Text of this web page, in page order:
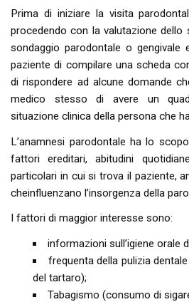
Prima di iniziare la visita
procedendo con la valutazione dello
sondaggio parodontale o gengivale
paziente di compilare una scheda
di rispondere ad alcune domande
medico stesso di avere un
situazione clinica della persona che
L’anamnesi parodontale ha lo
fattori ereditari, abitudini
particolari in cui si trova il paziente,
cheinfluenzano l’insorgenza della
I fattori di maggior interesse sono:
informazioni sull’igiene orale
frequenta della pulizia
del tartaro);
Tabagismo (consumo di